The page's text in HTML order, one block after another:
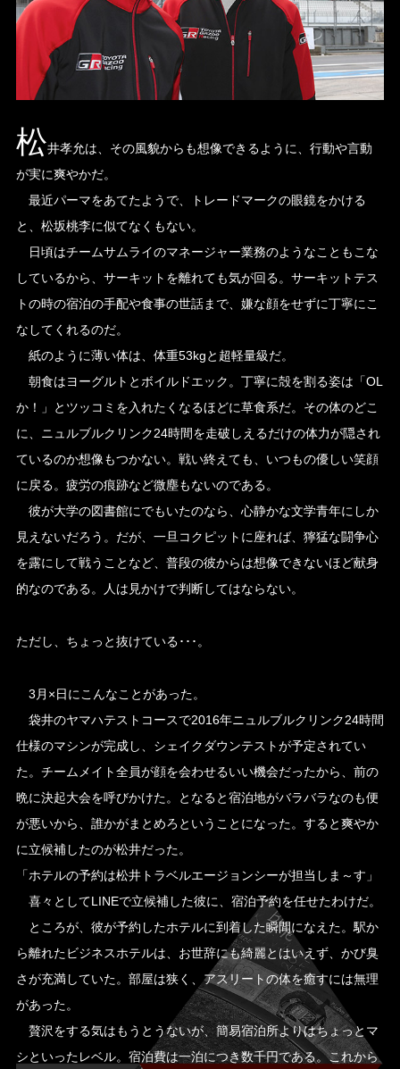
松井孝允は、その風貌からも想像できるように、行動や言動
が実に爽やかだ。
最近パーマをあてたようで、トレードマークの眼鏡をかける
と、松坂桃李に似てなくもない。
日頃はチームサムライのマネージャー業務のようなこともこな
しているから、サーキットを離れても気が回る。サーキットテス
トの時の宿泊の手配や食事の世話まで、嫌な顔をせずに丁寧にこ
なしてくれるのだ。
紙のように薄い体は、体重53kgと超軽量級だ。
朝食はヨーグルトとボイルドエック。丁寧に殻を割る姿は「OL
か！」とツッコミを入れたくなるほどに草食系だ。その体のどこ
に、ニュルブルクリンク24時間を走破しえるだけの体力が隠され
ているのか想像もつかない。戦い終えても、いつもの優しい笑顔
に戻る。疲労の痕跡など微塵もないのである。
彼が大学の図書館にでもいたのなら、心静かな文学青年にしか
見えないだろう。だが、一旦コクピットに座れば、獰猛な闘争心
を露にして戦うことなど、普段の彼からは想像できないほど献身
的なのである。人は見かけで判断してはならない。
ただし、ちょっと抜けている･･･。
3月×日にこんなことがあった。
袋井のヤマハテストコースで2016年ニュルブルクリンク24時間
仕様のマシンが完成し、シェイクダウンテストが予定されてい
た。チームメイト全員が顔を会わせるいい機会だったから、前の
晩に決起大会を呼びかけた。となると宿泊地がバラバラなのも便
が悪いから、誰かがまとめろということになった。すると爽やか
に立候補したのが松井だった。
「ホテルの予約は松井トラベルエージョンシーが担当しま～す」
喜々としてLINEで立候補した彼に、宿泊予約を任せたわけだ。
ところが、彼が予約したホテルに到着した瞬間になえた。駅か
ら離れたビジネスホテルは、お世辞にも綺麗とはいえず、かび臭
さが充満していた。部屋は狭く、アスリートの体を癒すには無理
があった。
贅沢をする気はもうとうないが、簡易宿泊所よりはちょっとマ
シといったレベル。宿泊費は一泊につき数千円である。これから